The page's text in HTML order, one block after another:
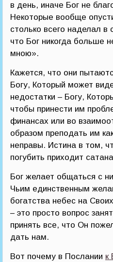
в день, иначе Бог не
Некоторые вообще
столько всего наделал в
что Бог никогда больше
мною».
Кажется, что они
Богу, Который может
недостатки – Богу,
чтобы принести им
финансах или во
образом преподать им
неправы. Истина в том,
погубить приходит
Бог желает общаться с
Чьим единственным
богатства небес на
– это просто вопрос
принять все, что Он
дать нам.
Вот почему в Послании к